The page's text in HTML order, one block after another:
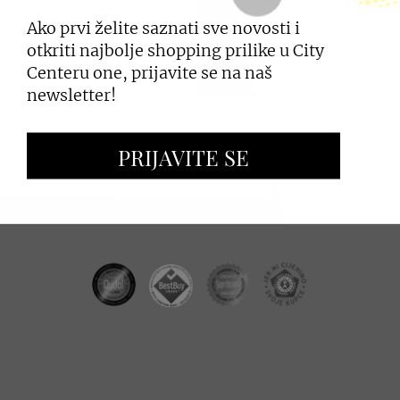
PRIJAVI SE
ZAKUP PROSTORA
OGLAŠAVANJE I PROMOCIJE
Ako prvi želite saznati sve novosti i
otkriti najbolje shopping prilike u City
Centeru one, prijavite se na naš
newsletter!
PRIJAVITE SE